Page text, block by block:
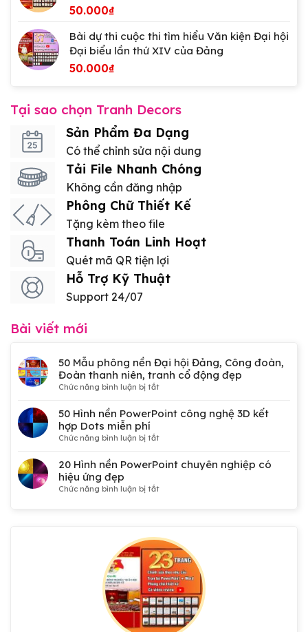
50.000₫
Bài dự thi cuộc thi tìm hiểu Văn kiện Đại hội
Đại biểu lần thứ XIV của Đảng
50.000₫
Tại sao chọn Tranh Decors
Sản Phẩm Đa Dạng
Có thể chỉnh sửa nội dung
Tải File Nhanh Chóng
Không cần đăng nhập
Phông Chữ Thiết Kế
Tặng kèm theo file
Thanh Toán Linh Hoạt
Quét mã QR tiện lợi
Hỗ Trợ Kỹ Thuật
Support 24/07
Bài viết mới
50 Mẫu phông nền Đại hội Đảng, Công đoàn,
Đoàn thanh niên, tranh cổ động đẹp
Chức năng bình luận bị tắtở
Mẫu
Đảng,
đoàn,
tranh
cổ
động
đẹp
50 Hình nền PowerPoint công nghệ 3D kết
hợp Dots miễn phí
Chức năng bình luận bị tắtở
Hình
hợp
Dots
miễn
phí
20 Hình nền PowerPoint chuyên nghiệp có
hiệu ứng đẹp
Chức năng bình luận bị tắtở
PowerPoint
chuyên
nghiệp
có
hiệu
ứng
đẹp